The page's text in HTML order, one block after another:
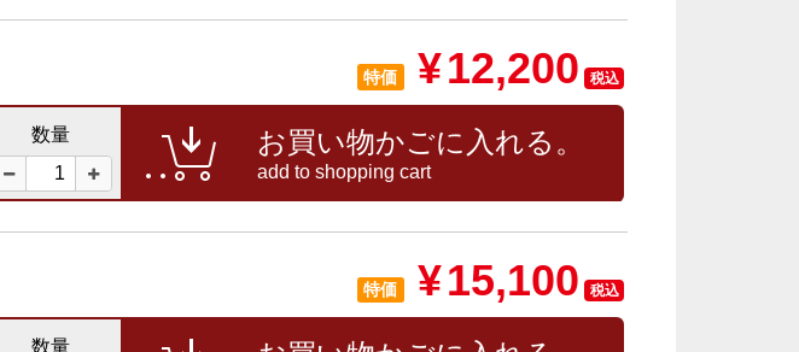
特価 ¥12,200 税込
数量 お買い物かごに入れる。
add to shopping cart
特価 ¥15,100 税込
数量